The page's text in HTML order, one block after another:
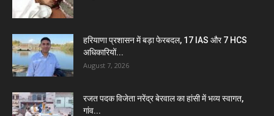
हरियाणा प्रशासन में बड़ा फेरबदल, 17 IAS और 7 HCS
अधिकारियों...
August 7, 2026
रजत पदक विजेता नरेंद्र बेरवाल का हांसी में भव्य स्वागत,
गांव...